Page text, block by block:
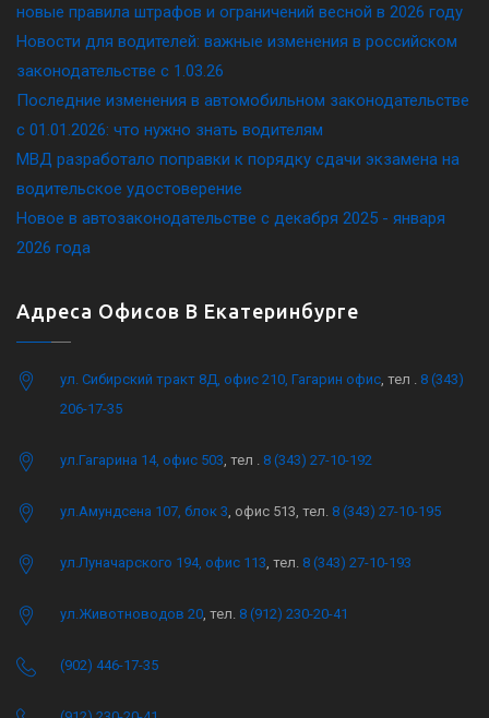
новые правила штрафов и ограничений весной в 2026 году
Новости для водителей: важные изменения в российском
законодательстве c 1.03.26
Последние изменения в автомобильном законодательстве
c 01.01.2026: что нужно знать водителям
МВД разработало поправки к порядку сдачи экзамена на
водительское удостоверение
Новое в автозаконодательстве с декабря 2025 - января
2026 года
Адреса Офисов В Екатеринбурге
ул. Сибирский тракт 8Д, офис 210, Гагарин офис, тел . 8 (343)
206-17-35
ул.Гагарина 14, офис 503, тел . 8 (343) 27-10-192
ул.Амундсена 107, блок 3, офис 513, тел. 8 (343) 27-10-195
ул.Луначарского 194, офис 113, тел. 8 (343) 27-10-193
ул.Животноводов 20, тел. 8 (912) 230-20-41
(902) 446-17-35